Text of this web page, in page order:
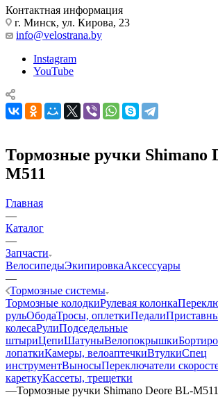
Контактная информация
г. Минск, ул. Кирова, 23
info@velostrana.by
Instagram
YouTube
Тормозные ручки Shimano
M511
Главная
—
Каталог
—
Запчасти
ВелосипедыЭкипировкаАксессуары
—
Тормозные системы
Тормозные колодкиРулевая колонка
рульОбодаТросы, оплеткиПедали
колесаРулиПодседельные
штыриЦепиШатуныВелопокрышки
лопаткиКамеры, велоаптечкиВтулкиСпец
инструментВыносыПереключатели
кареткуКассеты, трещетки
—Тормозные ручки Shimano Deore BL-M511